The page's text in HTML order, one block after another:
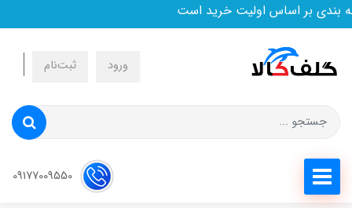
بندی بر اساس اولیت خرید است
ورود ثبت‌نام